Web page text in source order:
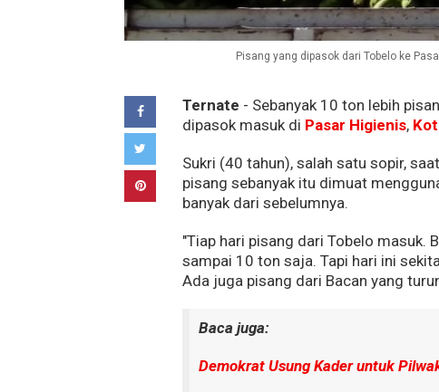
Pisang yang dipasok dari Tobelo ke
Ternate - Sebanyak 10 ton lebih
dipasok masuk di Pasar Higienis,
Sukri (40 tahun), salah satu sopir,
pisang sebanyak itu dimuat
banyak dari sebelumnya.
"Tiap hari pisang dari Tobelo masuk.
sampai 10 ton saja. Tapi hari ini
Ada juga pisang dari Bacan yang
Baca juga:
Demokrat Usung Kader untuk